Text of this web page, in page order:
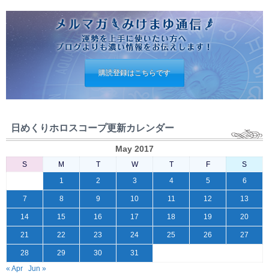
購読登録はこちらです
日めくりホロスコープ更新カレンダー
May 2017
S M T W T F
S
1
2 3 4 5 6
7 8 9 10 11 12 13
14 15 16 17 18 19 20
21 22 23 24 25 26 27
28 29 30
31
« Apr
Jun »